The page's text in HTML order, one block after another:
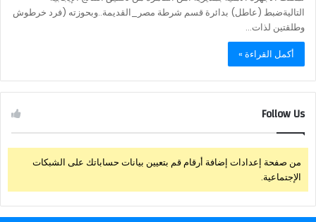
التاليةضبط (عاطل) بدائرة قسم شرطة مصر_القديمة..وبحوزته (فرد خرطوش
وطلقتين لذات…
أكمل القراءة »
Follow Us
من صفحة إعدادات إضافة أرقام قم بتعيين بيانات حساباتك على الشبكات
الإجتماعية.